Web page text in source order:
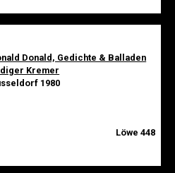
Donald, Gedichte & Balladen
Kremer
1980
Löwe 448